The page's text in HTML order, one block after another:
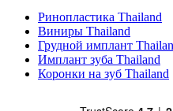
Ринопластика Thailand
Виниры Thailand
Грудной имплант
Имплант зуба Thailand
Коронки на зуб Thailand